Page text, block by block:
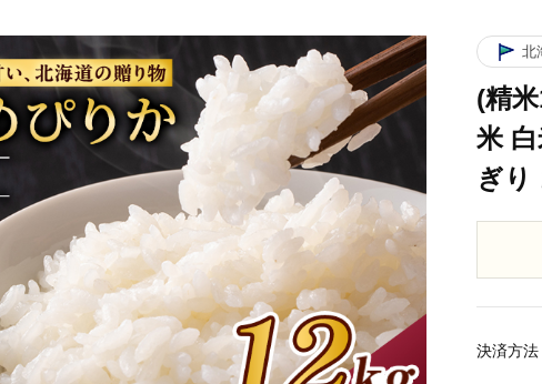
北
(精
米
ぎり
決済方法